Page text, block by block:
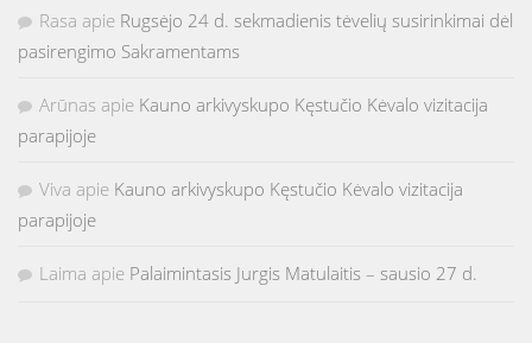
Rasa apie Rugsėjo 24 d. sekmadienis tėvelių susirinkimai dėl
pasirengimo Sakramentams
Arūnas apie Kauno arkivyskupo Kęstučio Kėvalo vizitacija
parapijoje
Viva apie Kauno arkivyskupo Kęstučio Kėvalo vizitacija
parapijoje
Laima apie Palaimintasis Jurgis Matulaitis – sausio 27 d.